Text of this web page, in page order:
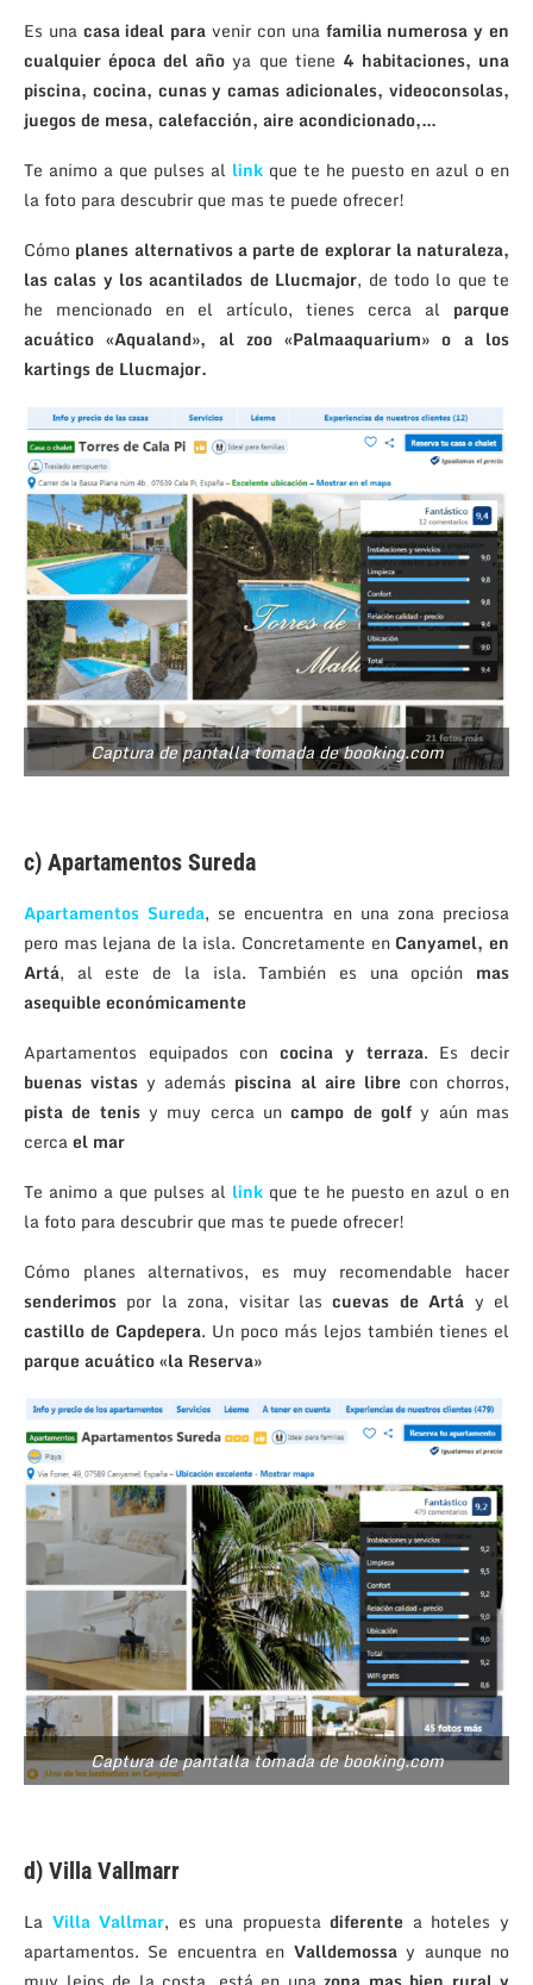
Es una casa ideal para venir con una familia numerosa y en
cualquier época del año ya que tiene 4 habitaciones, una
piscina, cocina, cunas y camas adicionales, videoconsolas,
juegos de mesa, calefacción, aire acondicionado,…
Te animo a que pulses al link que te he puesto en azul o en
la foto para descubrir que mas te puede ofrecer!
Cómo planes alternativos a parte de explorar la naturaleza,
las calas y los acantilados de Llucmajor, de todo lo que te
he mencionado en el artículo, tienes cerca al parque
acuático «Aqualand», al zoo «Palmaaquarium» o a los
kartings de Llucmajor.
Captura de pantalla tomada de booking.com
c) Apartamentos Sureda
Apartamentos Sureda, se encuentra en una zona preciosa
pero mas lejana de la isla. Concretamente en Canyamel, en
Artá, al este de la isla. También es una opción mas
asequible económicamente
Apartamentos equipados concocina y terraza. Es decir
buenas vistas y además piscina al aire libre con chorros,
pista de tenisy muy cerca uncampo de golf y aún mas
cercael mar
Te animo a que pulses al link que te he puesto en azul o en
la foto para descubrir que mas te puede ofrecer!
Cómo planes alternativos, es muy recomendable hacer
senderimos por la zona, visitar lascuevas de Artá y el
castillo de Capdepera. Un poco más lejos también tienes el
parque acuático «la Reserva»
Captura de pantalla tomada de booking.com
d) Villa Vallmarr
La Villa Vallmar, es una propuestadiferente a hoteles y
apartamentos. Se encuentra en Valldemossay aunque no